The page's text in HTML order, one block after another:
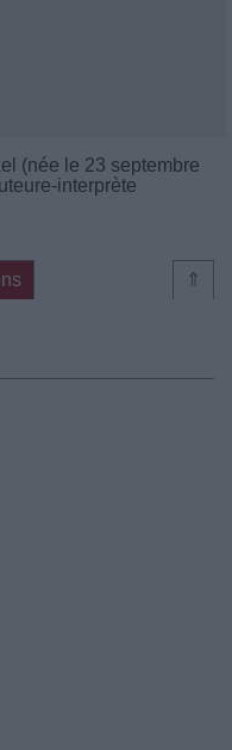
(née le 23 septembre
interprète
⇑